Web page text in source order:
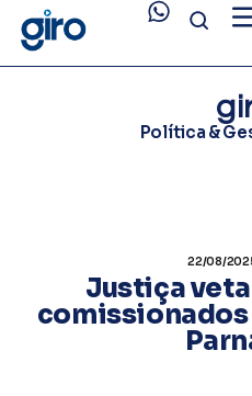
Política &
22/08/
Justiça
comissionados